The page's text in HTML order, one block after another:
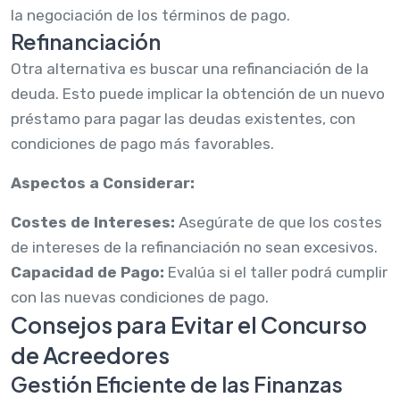
la negociación de los términos de pago.
Refinanciación
Otra alternativa es buscar una refinanciación de la
deuda. Esto puede implicar la obtención de un nuevo
préstamo para pagar las deudas existentes, con
condiciones de pago más favorables.
Aspectos a Considerar:
Costes de Intereses: Asegúrate de que los costes
de intereses de la refinanciación no sean excesivos.
Capacidad de Pago: Evalúa si el taller podrá cumplir
con las nuevas condiciones de pago.
Consejos para Evitar el Concurso
de Acreedores
Gestión Eficiente de las Finanzas